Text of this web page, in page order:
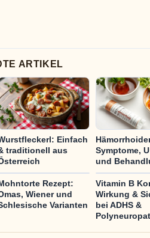
ARTIKEL
Einfach
traditionell aus
Symptome,
und
Rezept:
Wiener und
Varianten
Vitamin B
Wirkung &
bei ADHS &